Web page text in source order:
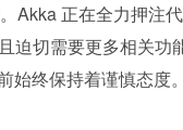
Akka 正在全力押注
迫切需要更多相关
终保持着谨慎态度。